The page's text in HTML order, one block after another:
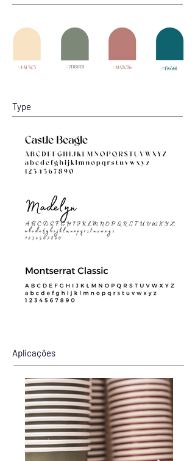
Type
Aplicações